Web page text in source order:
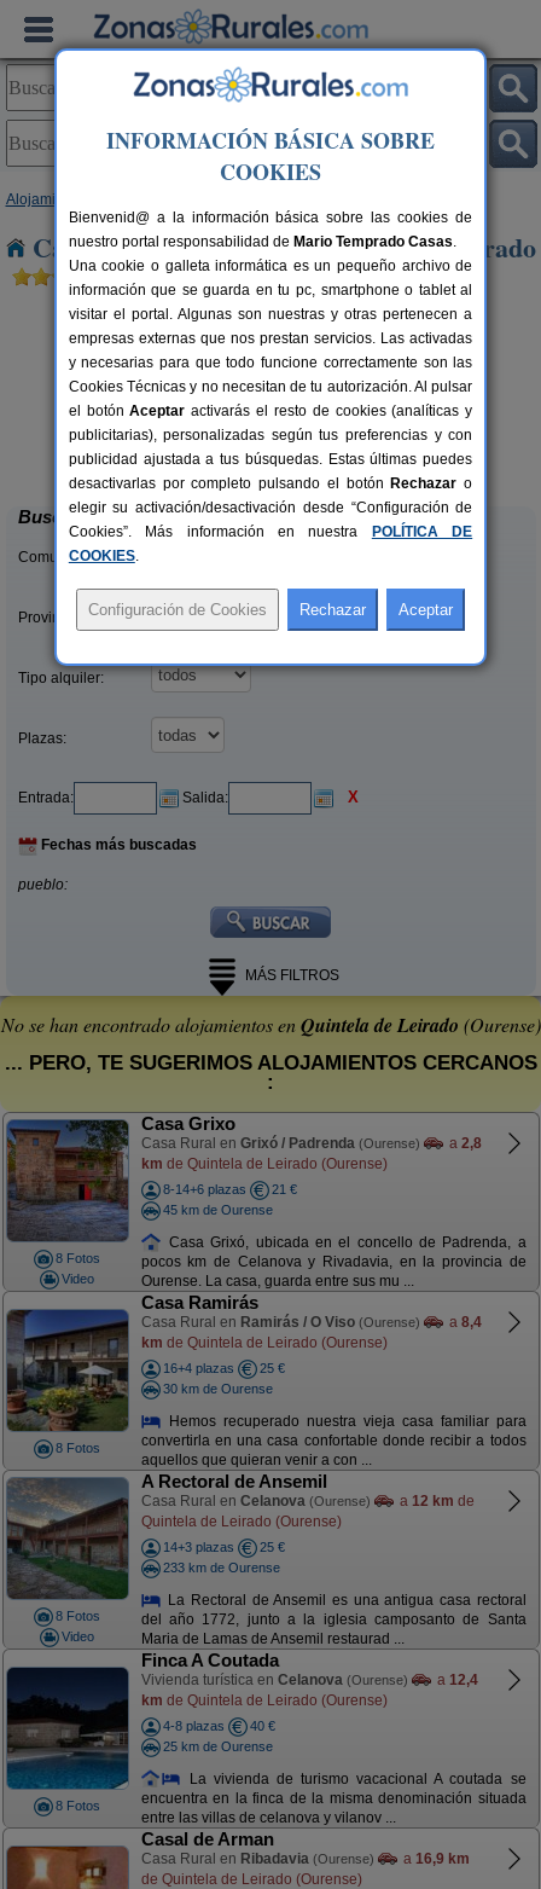
Alojamientos
Casas Rurales cerca de Quintela de Leirado
5+1 pers.
desde90 €
Casa O Carabel
Alvite (Ourense)
Buscar
Comunidades:
Provincias/Islas:
Tipo alquiler:
Plazas:
Entrada: Salida: X
Fechas más buscadas
pueblo:
MÁS FILTROS
No se han encontrado alojamientos enQuintela de Leirado (Ourense)
... PERO, TE SUGERIMOS ALOJAMIENTOS CERCANOS
:
8 Fotos
Video
Casa Grixo
Casa Rural en Grixó / Padrenda (Ourense) a 2,8
km de Quintela de Leirado (Ourense)
8-14+6 plazas
21 €
45 km de Ourense
Casa Grixó, ubicada en el concello de Padrenda, a
pocos km de Celanova y Rivadavia, en la provincia de
Ourense. La casa, guarda entre sus mu ...
8 Fotos
Casa Ramirás
Casa Rural en Ramirás / O Viso (Ourense) a 8,4
km de Quintela de Leirado (Ourense)
16+4 plazas
25 €
30 km de Ourense
Hemos recuperado nuestra vieja casa familiar para
convertirla en una casa confortable donde recibir a todos
aquellos que quieran venir a con ...
8 Fotos
Video
A Rectoral de Ansemil
Casa Rural en Celanova (Ourense) a 12 km de
Quintela de Leirado (Ourense)
14+3 plazas
25 €
233 km de Ourense
La Rectoral de Ansemil es una antigua casa rectoral
del año 1772, junto a la iglesia camposanto de Santa
Maria de Lamas de Ansemil restaurad ...
8 Fotos
Finca A Coutada
Vivienda turística en Celanova (Ourense) a 12,4
km de Quintela de Leirado (Ourense)
4-8 plazas
40 €
25 km de Ourense
La vivienda de turismo vacacional A coutada se
encuentra en la finca de la misma denominación situada
entre las villas de celanova y vilanov ...
Casal de Arman
Casa Rural en Ribadavia (Ourense) a 16,9 km
de Quintela de Leirado (Ourense)
INFORMACIÓN BÁSICA SOBRE
COOKIES
Bienvenid@ a la información básica sobre las cookies de
nuestro portal responsabilidad de Mario Temprado Casas.
Una cookie o galleta informática es un pequeño archivo de
información que se guarda en tu pc, smartphone o tablet al
visitar el portal. Algunas son nuestras y otras pertenecen a
empresas externas que nos prestan servicios. Las activadas
y necesarias para que todo funcione correctamente son las
Cookies Técnicas y no necesitan de tu autorización. Al pulsar
el botónAceptar activarás el resto de cookies (analíticas y
publicitarias), personalizadas según tus preferencias y con
publicidad ajustada a tus búsquedas. Estas últimas puedes
desactivarlas por completo pulsando el botón Rechazar o
elegir su activación/desactivación desde “Configuración de
Cookies”. Más información en nuestra
POLÍTICA DE
COOKIES.